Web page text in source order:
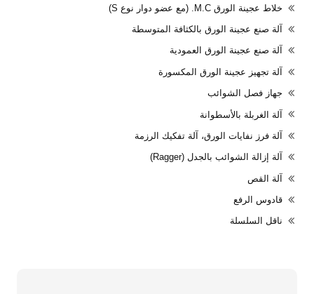
خلاط عجينة الورق M.C. (مع عضو دوار نوع S)
آلة صنع عجينة الورق بالكثافة المتوسطة
آلة صنع عجينة الورق العمودية
آلة تجهيز عجينة الورق المكسورة
جهاز فصل الشوائب
آلة الغربلة بالأسطوانة
آلة فرز نفايات الورق، آلة تفكيك الرزمة
آلة إزالة الشوائب بالجدل (Ragger)
آلة القص
قادوس الرفع
ناقل السلسلة